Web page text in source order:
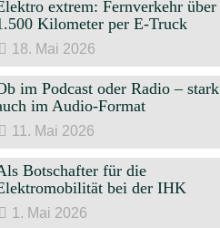
extrem: Fernverkehr über
Kilometer per E-Truck
18. Mai 2026
im Podcast oder Radio – stark
im Audio-Format
11. Mai 2026
Botschafter für die
bei der IHK
1. Mai 2026